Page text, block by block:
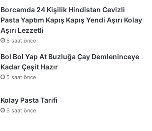
Borcamda 24 Kişilik Hindistan Cevizli
Pasta Yaptım Kapış Kapış Yendi Aşırı Kolay
Aşırı Lezzetli
5 saat önce
Bol Bol Yap At Buzluğa Çay Demleninceye
Kadar Çeşit Hazır
5 saat önce
Kolay Pasta Tarifi
5 saat önce